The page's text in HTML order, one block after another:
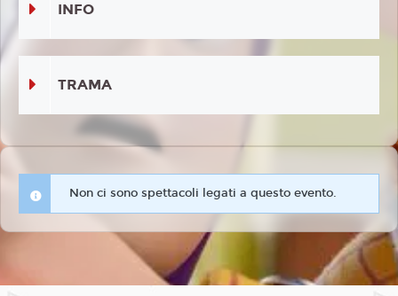
INFO
TRAMA
Non ci sono spettacoli legati a questo evento.